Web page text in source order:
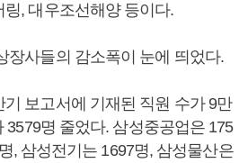
, 대우조선해양 등이다.
장사들의 감소폭이 눈에 띄었다.
보고서에 기재된 직원 수가 9만
3579명 줄었다. 삼성중공업은 175
, 삼성전기는 1697명, 삼성물산은